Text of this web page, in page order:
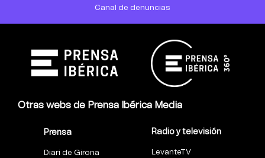
Canal de denuncias
Otras webs de Prensa Ibérica Media
Prensa
Diari de Girona
Radio y televisión
LevanteTV